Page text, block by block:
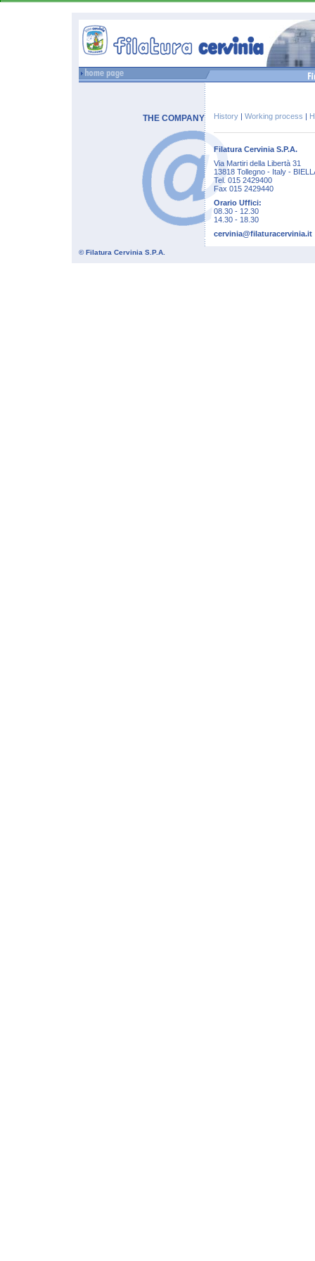
THE COMPANY History | Working process |
Filatura Cervinia S.P.A.
Via Martiri della Libertà 31
13818 Tollegno - Italy -
Tel. 015 2429400
Fax 015 2429440
Orario Uffici:
08.30 - 12.30
14.30 - 18.30
cervinia@filaturacervinia.it
© Filatura Cervinia S.P.A.